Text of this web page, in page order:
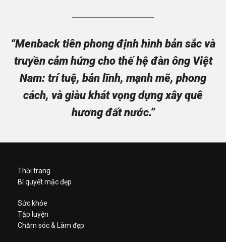
“Menback tiên phong định hình bản sắc và
truyền cảm hứng cho thế hệ đàn ông Việt
Nam: trí tuệ, bản lĩnh, mạnh mẽ, phong
cách, và giàu khát vọng dựng xây quê
hương đất nước.”
Thời trang
Bí quyết mặc đẹp
Sức khỏe
Tập luyện
Chăm sóc & Làm đẹp